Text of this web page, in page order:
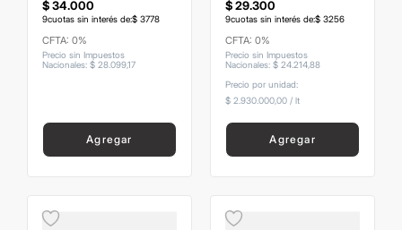
$ 34.000
9cuotas sin interés de:$ 3778
CFTA: 0%
Precio sin Impuestos
Nacionales: $ 28.099,17
Agregar
$29.300
9cuotas sin interés de:$ 3256
CFTA: 0%
Precio sin Impuestos
Nacionales: $ 2421488
Precio por unidad:
$ 2.930.000,00 / lt
Agregar